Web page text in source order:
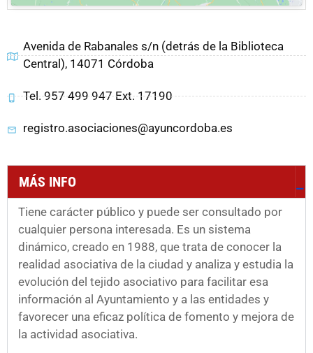
Avenida de Rabanales s/n (detrás de la Biblioteca
Central), 14071 Córdoba
Tel. 957 499 947 Ext. 17190
registro.asociaciones@ayuncordoba.es
MÁS INFO
Tiene carácter público y puede ser consultado por
cualquier persona interesada. Es un sistema
dinámico, creado en 1988, que trata de conocer la
realidad asociativa de la ciudad y analiza y estudia la
evolución del tejido asociativo para facilitar esa
información al Ayuntamiento y a las entidades y
favorecer una eficaz política de fomento y mejora de
la actividad asociativa.